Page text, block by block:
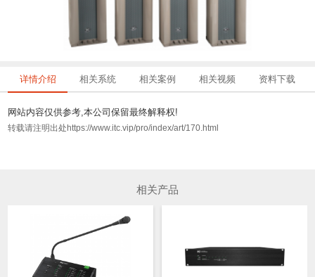
详情介绍 相关系统 相关案例 相关视频 资料下载
网站内容仅供参考,本公司保留最终解释权!
转载请注明出处https://www.itc.vip/pro/index/art/170.html
相关产品